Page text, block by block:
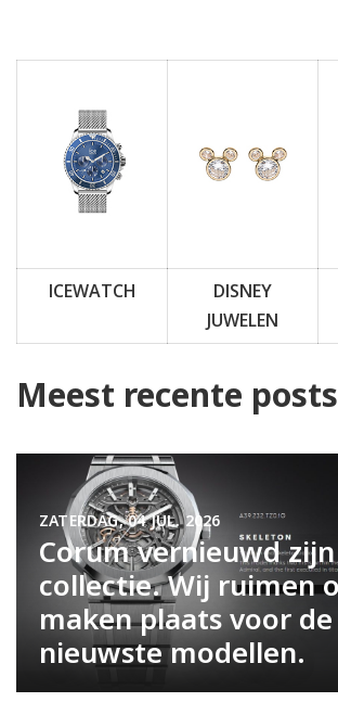
ICEWATCH
DISNEY
JUWELEN
Meest recente posts
Corum vernieuwd zijn
collectie. Wij ruimen
maken plaats voor de
nieuwste modellen.
ZATERDAG, 04 JUL. 2026